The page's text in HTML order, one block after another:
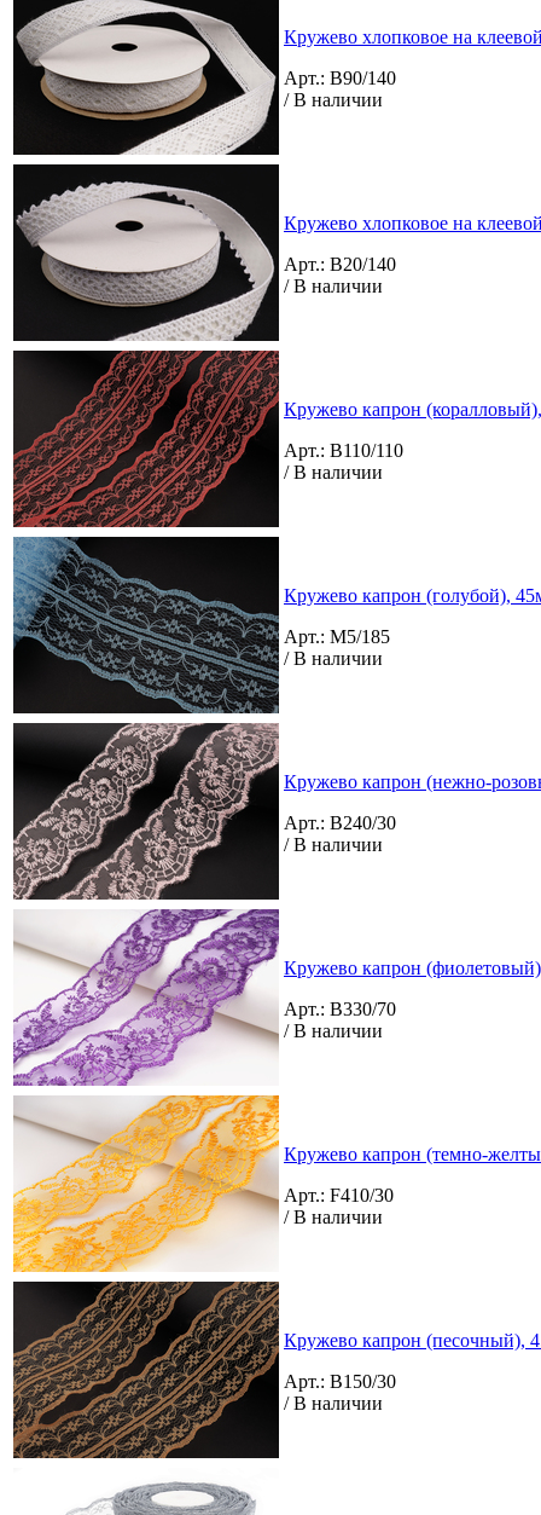
Кружево хлопковое на
Арт.: B90/140
/ В наличии
Кружево хлопковое на
Арт.: B20/140
/ В наличии
Кружево капрон
Арт.: B110/110
/ В наличии
Кружево капрон (голубой),
Арт.: M5/185
/ В наличии
Кружево капрон (нежно-
Арт.: B240/30
/ В наличии
Кружево капрон
Арт.: B330/70
/ В наличии
Кружево капрон (темно-
Арт.: F410/30
/ В наличии
Кружево капрон (песочный),
Арт.: B150/30
/ В наличии